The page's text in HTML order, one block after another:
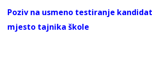
Poziv na usmeno testiranje
mjesto tajnika škole